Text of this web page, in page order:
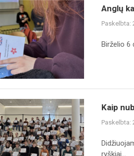
Anglų
Paskelbta:
Birželio 6
Kaip
Paskelbta:
ryškiai...